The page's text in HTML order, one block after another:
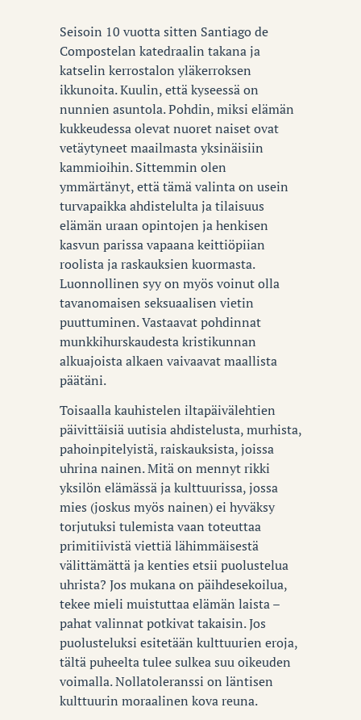
Seisoin 10 vuotta sitten Santiago de
Compostelan katedraalin takana ja
katselin kerrostalon yläkerroksen
ikkunoita.Kuulin, että kyseessä on
nunnien asuntola. Pohdin, miksi elämän
kukkeudessa olevat nuoret naiset ovat
vetäytyneet maailmasta yksinäisiin
kammioihin. Sittemmin olen
ymmärtänyt, että tämä valinta on usein
turvapaikka ahdistelulta ja tilaisuus
elämän uraan opintojen ja henkisen
kasvun parissa vapaana keittiöpiian
roolista ja raskauksien kuormasta.
Luonnollinen syy on myös voinut olla
tavanomaisen seksuaalisen vietin
puuttuminen. Vastaavat pohdinnat
munkkihurskaudesta kristikunnan
alkuajoista alkaen vaivaavat maallista
päätäni.
Toisaalla kauhistelen iltapäivälehtien
päivittäisiä uutisia ahdistelusta, murhista,
pahoinpitelyistä, raiskauksista, joissa
uhrina nainen. Mitä on mennyt rikki
yksilön elämässä ja kulttuurissa, jossa
mies (joskus myös nainen) ei hyväksy
torjutuksi tulemista vaan toteuttaa
primitiivistä viettiä lähimmäisestä
välittämättä ja kenties etsii puolustelua
uhrista? Jos mukana on päihdesekoilua,
tekee mieli muistuttaa elämän laista –
pahat valinnat potkivat takaisin. Jos
puolusteluksi esitetään kulttuurien eroja,
tältä puheelta tulee sulkea suu oikeuden
voimalla. Nollatoleranssi on läntisen
kulttuurin moraalinen kova reuna.